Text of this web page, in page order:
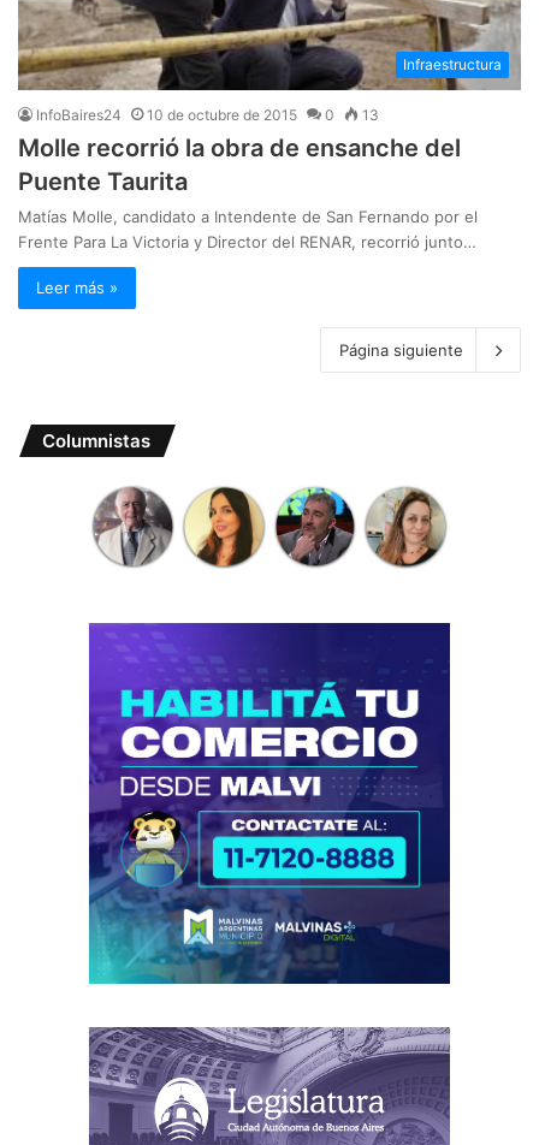
Infraestructura
InfoBaires24 10 de octubre de 2015 0 13
Molle recorrió la obra de ensanche del
Puente Taurita
Matías Molle, candidato a Intendente de San Fernando por el
Frente Para La Victoria y Director del RENAR, recorrió junto…
Leer más »
Página siguiente
Columnistas